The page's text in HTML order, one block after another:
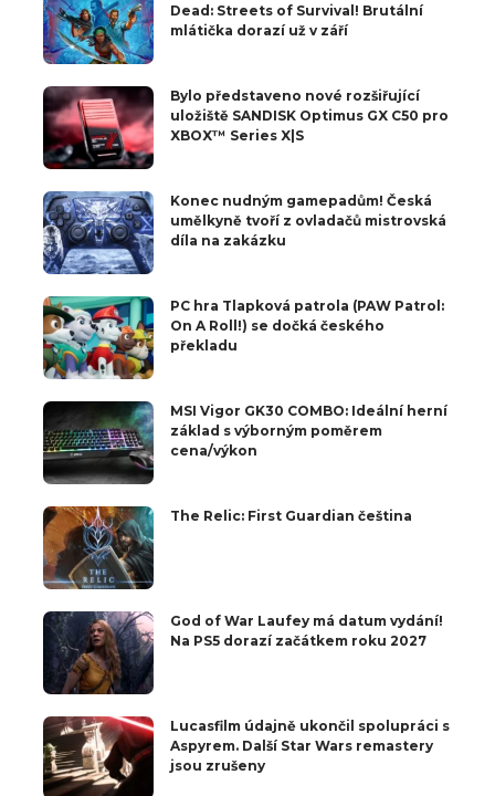
Dead: Streets of Survival! Brutální
mlátička dorazí už v září
Bylo představeno nové rozšiřující
uložiště SANDISK Optimus GX C50 pro
XBOX™ Series X|S
Konec nudným gamepadům! Česká
umělkyně tvoří z ovladačů mistrovská
díla na zakázku
PC hra Tlapková patrola (PAW Patrol:
On A Roll!) se dočká českého
překladu
MSI Vigor GK30 COMBO: Ideální herní
základ s výborným poměrem
cena/výkon
The Relic: First Guardian čeština
God of War Laufey má datum vydání!
Na PS5 dorazí začátkem roku 2027
Lucasfilm údajně ukončil spolupráci s
Aspyrem. Další Star Wars remastery
jsou zrušeny